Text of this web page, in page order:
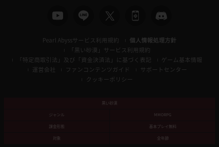
Pearl Abyssサービス利用規約
個人情報処理方針
「黒い砂漠」サービス利用規約
「特定商取引法」及び「資金決済法」に基づく表記
ゲーム基本情報
運営会社
ファンコンテンツガイド
サポートセンター
クッキーポリシー
黒い砂漠
ジャンル
MMORPG
課金形態
基本プレイ無料
対象
全年齢